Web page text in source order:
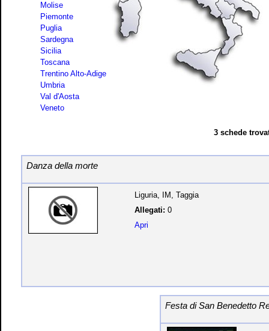
Molise
Piemonte
Puglia
Sardegna
Sicilia
Toscana
Trentino Alto-Adige
Umbria
Val d'Aosta
Veneto
3 schede
Danza della morte
Liguria, IM, Taggia
Allegati: 0
Apri
Festa di San Benedetto